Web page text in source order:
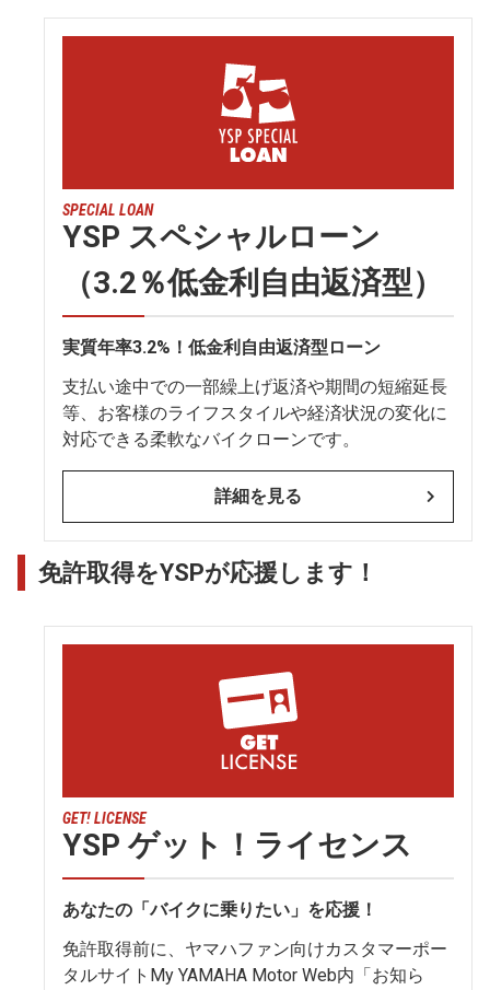
SPECIAL LOAN
YSP スペシャルローン
（3.2％低金利自由返済型）
実質年率3.2%！低金利自由返済型ローン
支払い途中での一部繰上げ返済や期間の短縮延長
等、お客様のライフスタイルや経済状況の変化に
対応できる柔軟なバイクローンです。
詳細を見る
免許取得をYSPが応援します！
GET! LICENSE
YSP ゲット！ライセンス
あなたの「バイクに乗りたい」を応援！
免許取得前に、ヤマハファン向けカスタマーポー
タルサイトMy YAMAHA Motor Web内「お知ら